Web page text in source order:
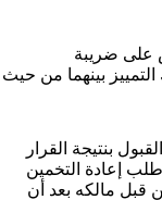
على ضريبة
بينهما من حيث
بنتيجة القرار
إعادة التخمين
قبل مالكه بعد أن